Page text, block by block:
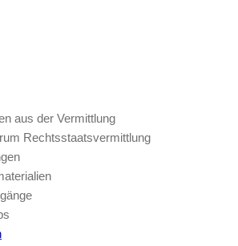
aus der Vermittlung
Rechtsstaatsvermittlung